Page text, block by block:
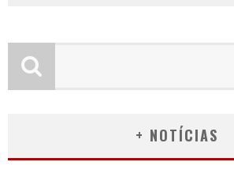
+ NOTÍCIAS